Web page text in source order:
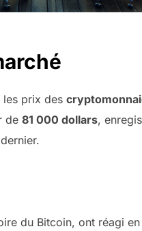
les prix des
de 81 000 dollars,
du Bitcoin, ont réagi